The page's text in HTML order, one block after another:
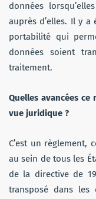
données
auprès d’elles. Il y
portabilité qui
données soient
traitement.
Quelles avancées
vue juridique ?
C’est un
au sein de tous les
de la directive de
transposé dans